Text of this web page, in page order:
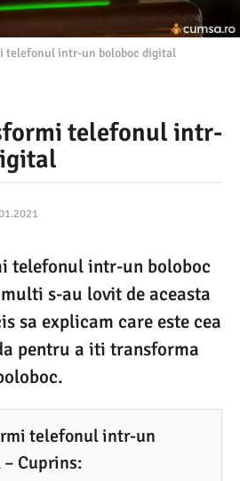
telefonul intr-un boloboc digital
telefonul intr-
0
.
0
2
telefonul intr-un boloboc
s-au lovit de aceasta
sa explicam care este cea
pentru a iti transforma
telefonul intr-un
Cuprins: